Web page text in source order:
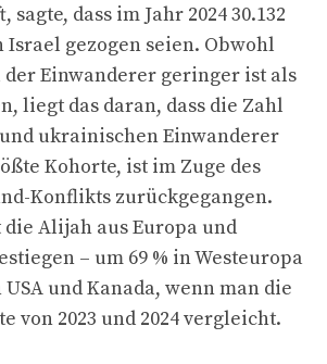
dass im Jahr 2024 30.132
Israel gezogen seien. Obwohl
der Einwanderer geringer ist als
liegt das daran, dass die Zahl
ukrainischen Einwanderer
Kohorte, ist im Zuge des
Konflikts zurückgegangen.
Alijah aus Europa und
– um 69 % in Westeuropa
USA und Kanada, wenn man die
von 2023 und 2024 vergleicht.